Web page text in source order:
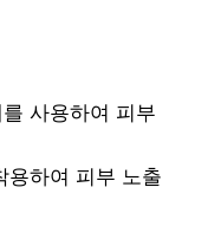
사용하여 피부
용하여 피부 노출